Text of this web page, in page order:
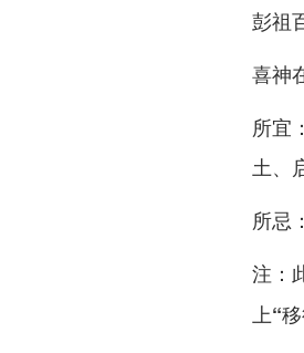
彭祖
喜神
所宜
土、
所忌
注：
上“